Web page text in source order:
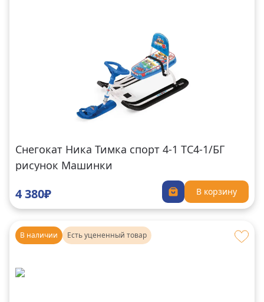
Снегокат Ника Тимка спорт 4-1 ТС4-1/БГ
рисунок Машинки
4 380₽ В корзину
В наличии Есть уцененный товар